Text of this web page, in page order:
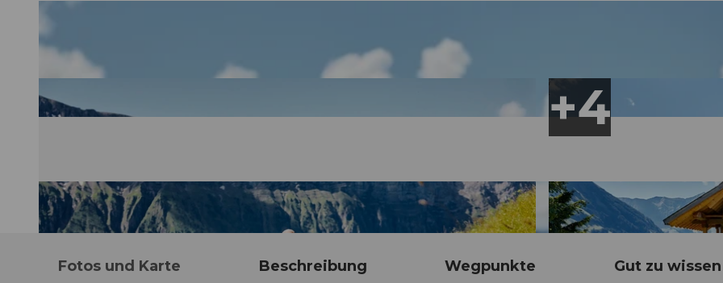
Fotos und Karte Beschreibung Wegpunkte Gut zu wissen